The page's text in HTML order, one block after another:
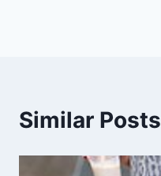
Similar Posts